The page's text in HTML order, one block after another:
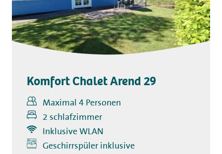
Komfort Chalet Arend 29
Maximal 4 Personen
2 schlafzimmer
Inklusive WLAN
Geschirrspüler inklusive
Inklusive